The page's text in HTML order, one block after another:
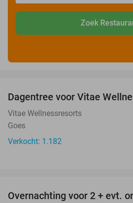
Zoek
Dagentree voor Vitae
Vitae Wellnessresorts
Goes
Verkocht: 1.182
Overnachting voor 2 + evt.